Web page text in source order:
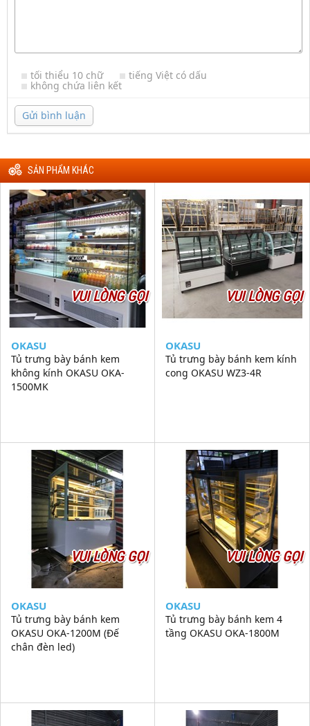
tối thiểu 10 chữ tiếng Việt có dấu
không chứa liên kết
Gửi bình luận
SẢN PHẨM KHÁC
VUI LÒNG GỌI
OKASU
Tủ trưng bày bánh kem
không kính OKASU OKA-
1500MK
VUI LÒNG GỌI
OKASU
Tủ trưng bày bánh kem kính
cong OKASU WZ3-4R
VUI LÒNG GỌI
OKASU
Tủ trưng bày bánh kem
OKASU OKA-1200M (Đế
chân đèn led)
VUI LÒNG GỌI
OKASU
Tủ trưng bày bánh kem 4
tầng OKASU OKA-1800M